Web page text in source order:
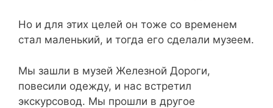
Но и для этих целей он тоже со временем
стал маленький, и тогда его сделали музеем.
Мы зашли в музей Железной Дороги,
повесили одежду, и нас встретил
экскурсовод. Мы прошли в другое